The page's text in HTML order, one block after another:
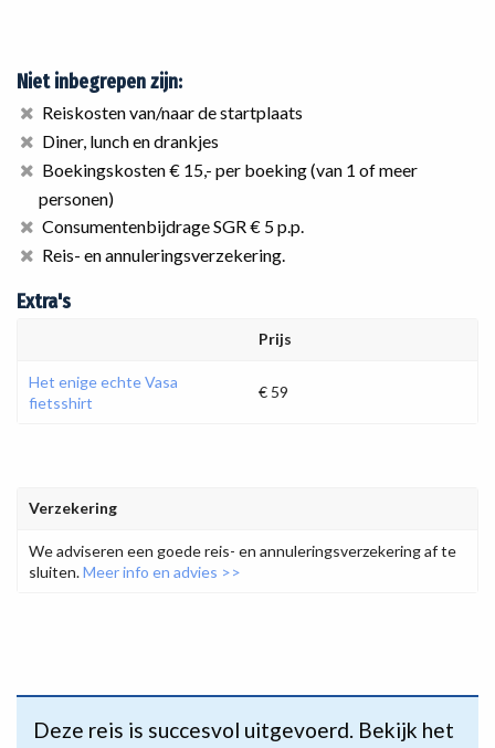
Niet inbegrepen zijn:
Reiskosten van/naar de startplaats
Diner, lunch en drankjes
Boekingskosten € 15,- per boeking (van 1 of meer
personen)
Consumentenbijdrage SGR € 5 p.p.
Reis- en annuleringsverzekering.
Extra's
Prijs
Het enige echte Vasa
fietsshirt
€ 59
Verzekering
We adviseren een goede reis- en annuleringsverzekering af te
sluiten.Meer info en advies >>
Deze reis is succesvol uitgevoerd. Bekijk het